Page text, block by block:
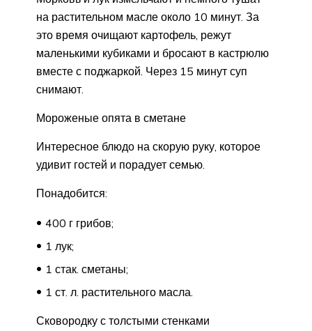
на растительном масле около 10 минут. За
это время очищают картофель, режут
маленькими кубиками и бросают в кастрюлю
вместе с поджаркой. Через 15 минут суп
снимают.
Мороженые опята в сметане
Интересное блюдо на скорую руку, которое
удивит гостей и порадует семью.
Понадобится:
400 г грибов;
1 лук;
1 стак. сметаны;
1 ст. л. растительного масла.
Сковородку с толстыми стенками